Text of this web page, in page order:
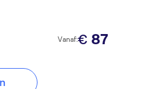
Vanaf:€ 87